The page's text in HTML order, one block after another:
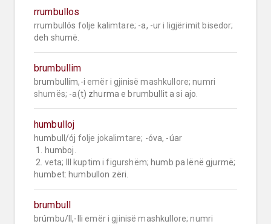
rrumbullos
rrumbullós folje kalimtare; -a, -ur i ligjërimit bisedor;
deh shumë.
brumbullim
brumbullím,-i emër i gjinisë mashkullore; numri
shumës; -a(t) zhurma e brumbullit a si ajo.
humbulloj
humbull/ój folje jokalimtare; -óva, -úar
2. veta; kuptim i figurshëm; humb pa lënë gjurmë;
humbet: humbullon zëri.
brumbull
brúmbu/ll,-lli emër i gjinisë mashkullore; numri